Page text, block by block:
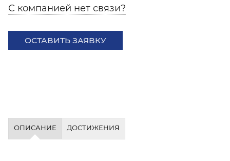
С компанией нет связи?
ОСТАВИТЬ ЗАЯВКУ
ОПИСАНИЕ ДОСТИЖЕНИЯ